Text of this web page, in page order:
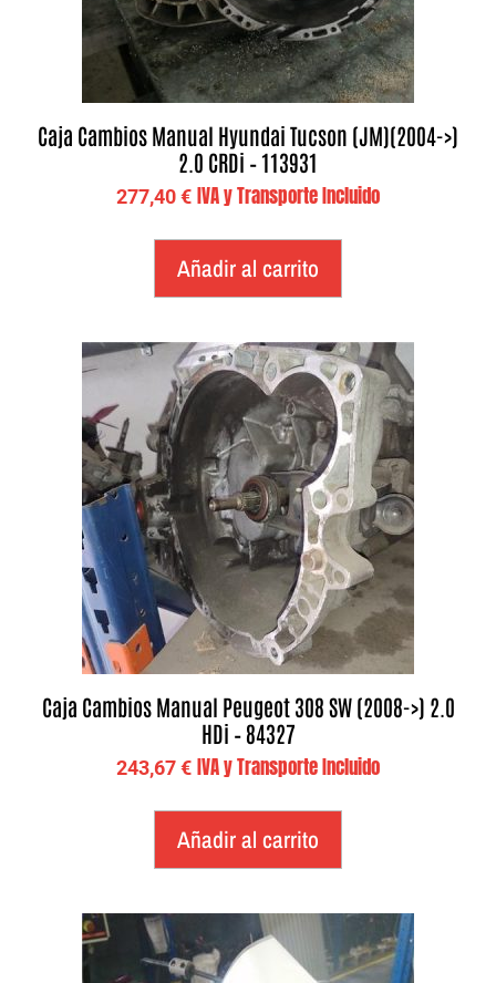
Caja Cambios Manual Hyundai Tucson (JM)(2004->)
2.0 CRDi – 113931
277,40€ IVA y Transporte Incluido
Añadir al carrito
Caja Cambios Manual Peugeot 308 SW (2008->) 2.0
HDi – 84327
243,67€ IVA y Transporte Incluido
Añadir al carrito